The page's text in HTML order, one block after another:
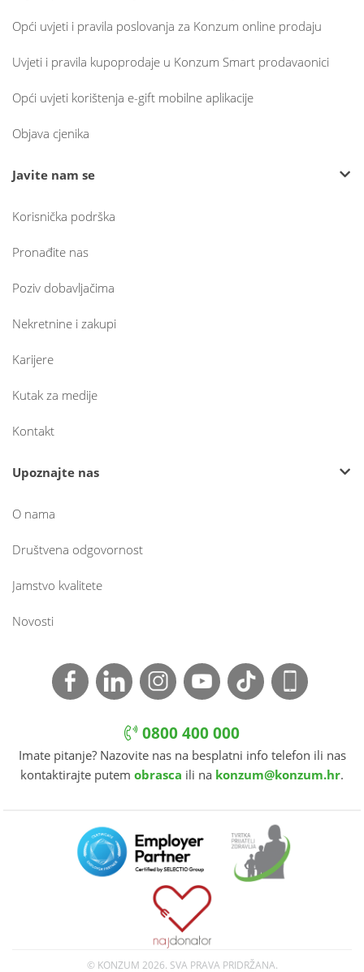
Opći uvjeti i pravila poslovanja za Konzum online prodaju
Uvjeti i pravila kupoprodaje u Konzum Smart prodavaonici
Opći uvjeti korištenja e-gift mobilne aplikacije
Objava cjenika
Javite nam se
Korisnička podrška
Pronađite nas
Poziv dobavljačima
Nekretnine i zakupi
Karijere
Kutak za medije
Kontakt
Upoznajte nas
O nama
Društvena odgovornost
Jamstvo kvalitete
Novosti
0800 400 000
Imate pitanje? Nazovite nas na besplatni info telefon ili nas
kontaktirajte putem obrasca ili na konzum@konzum.hr.
© KONZUM 2026. SVA PRAVA PRIDRŽANA.